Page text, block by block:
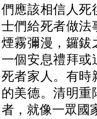
們應該相信人死
士們給死者做法
煙霧彌漫，鑼鈸
一個安息禮拜或
死者家人。有時
的美德。清明重
者，就像一眾國